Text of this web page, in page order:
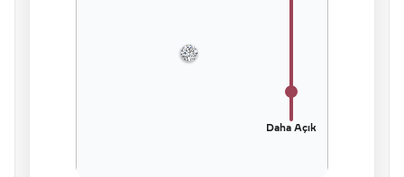
Daha Açık